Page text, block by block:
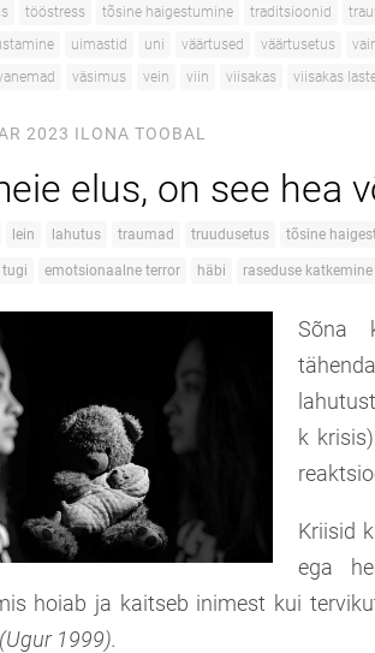
tööstress tõsine haigestumine traditsioonid
uimastid uni väärtused väärtusetus
väsimus vein viin viisakas viisakas
2023 ILONA TOOBAL
elus, on see hea
lein lahutus traumad truudusetus tõsine
emotsionaalne terror häbi raseduse katkemine
Sõna
k
Kriisid
ega
hoiab ja kaitseb inimest kui
(Ugur 1999).